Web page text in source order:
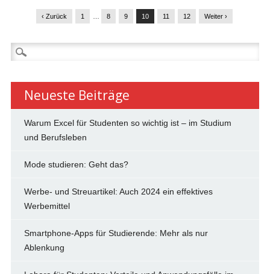
‹ Zurück 1 8 9 10 11 12 Weiter ›
Suchen
nach:
Neueste Beiträge
Warum Excel für Studenten so wichtig ist – im Studium
und Berufsleben
Mode studieren: Geht das?
Werbe- und Streuartikel: Auch 2024 ein effektives
Werbemittel
Smartphone-Apps für Studierende: Mehr als nur
Ablenkung